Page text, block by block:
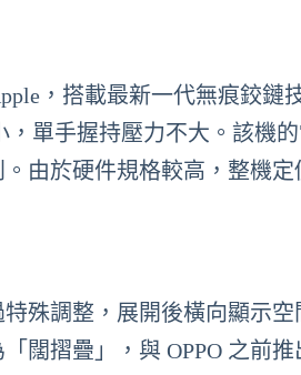
，搭載最新一代無痕鉸鏈
單手握持壓力不大。該機的
由於硬件規格較高，整機定
殊調整，展開後橫向顯示
闊摺疊」，與 OPPO 之前